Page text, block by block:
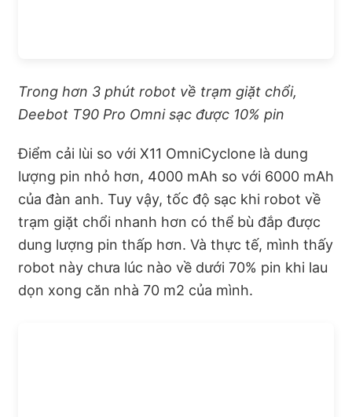
Trong hơn 3 phút robot về trạm giặt chổi,
Deebot T90 Pro Omni sạc được 10% pin
Điểm cải lùi so với X11 OmniCyclone là dung
lượng pin nhỏ hơn, 4000 mAh so với 6000 mAh
của đàn anh. Tuy vậy, tốc độ sạc khi robot về
trạm giặt chổi nhanh hơn có thể bù đắp được
dung lượng pin thấp hơn. Và thực tế, mình thấy
robot này chưa lúc nào về dưới 70% pin khi lau
dọn xong căn nhà 70 m2 của mình.